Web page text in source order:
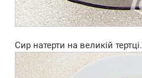
Сир натерти на великій тертці.